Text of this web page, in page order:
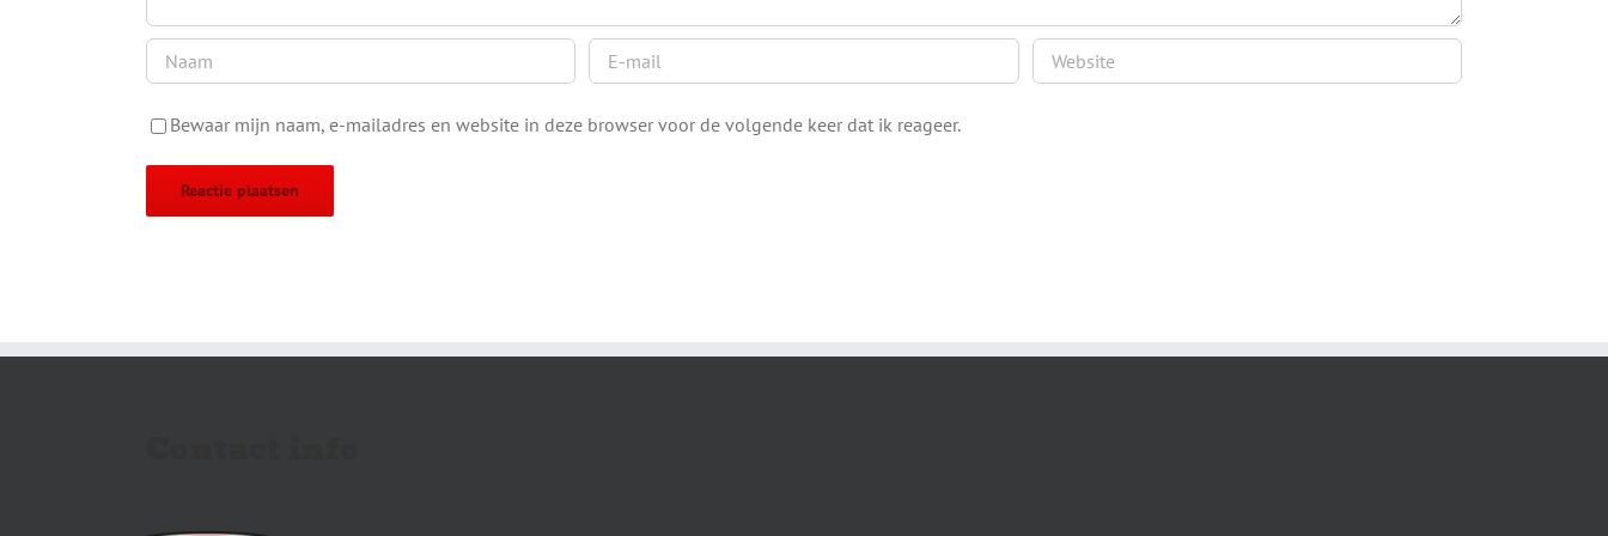
Bewaar mijn naam, e-mailadres en website in deze browser voor de volgende keer dat ik reageer.